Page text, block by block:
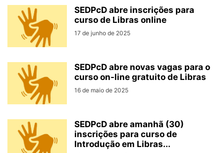
SEDPcD abre inscrições para
curso de Libras online
17 de junho de 2025
SEDPcD abre novas vagas para o
curso on-line gratuito de Libras
16 de maio de 2025
SEDPcD abre amanhã (30)
inscrições para curso de
Introdução em Libras...